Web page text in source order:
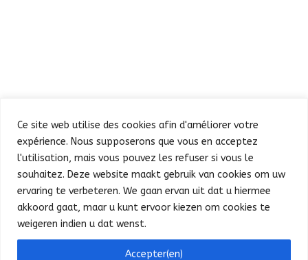
Ce site web utilise des cookies afin d'améliorer votre
expérience. Nous supposerons que vous en acceptez
l'utilisation, mais vous pouvez les refuser si vous le
souhaitez. Deze website maakt gebruik van cookies om uw
ervaring te verbeteren. We gaan ervan uit dat u hiermee
akkoord gaat, maar u kunt ervoor kiezen om cookies te
weigeren indien u dat wenst.
Accepter(en)
Défilé
Fête au Parc
Concert et feu d’artifice
Presse
Bonjour ! Puis-je vous aider ?